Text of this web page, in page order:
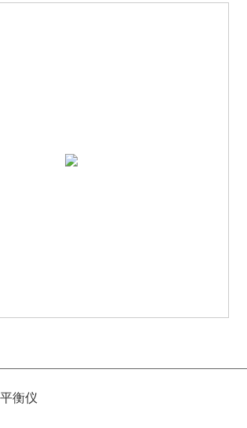
衡仪